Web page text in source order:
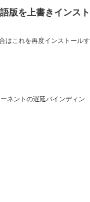
版を上書きインスト
はこれを再度インストールす
ネントの遅延バインディン